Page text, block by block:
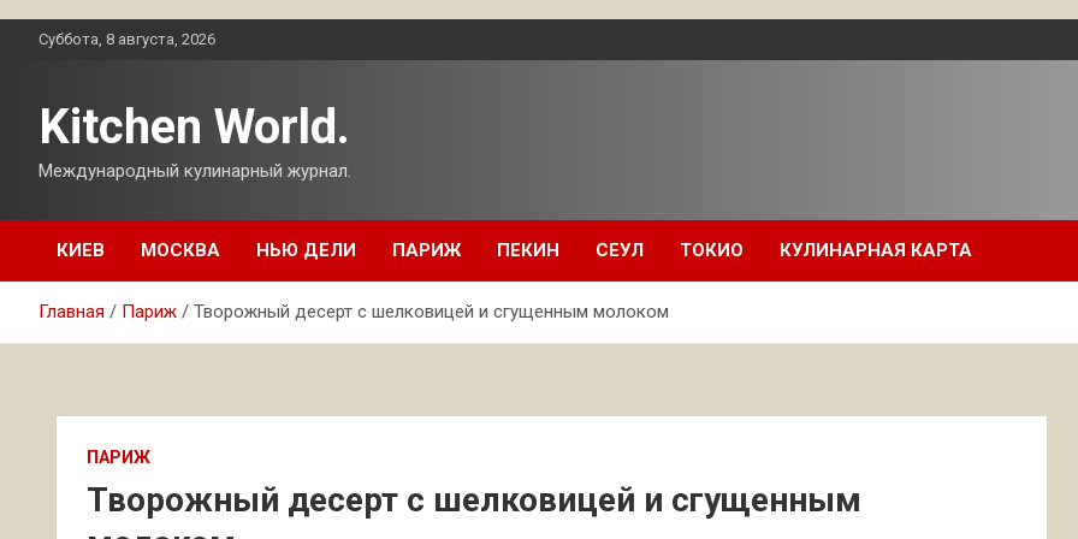
ПерейтиСуббота, 8 августа, 2026
Kitchen World.
Международный кулинарный журнал.
КИЕВ МОСКВА НЬЮ ДЕЛИ ПАРИЖ ПЕКИН СЕУЛ ТОКИО КУЛИНАРНАЯ КАРТА
Главная Париж Творожный десерт с шелковицей и сгущенным молоком
ПАРИЖ
Творожный десерт с шелковицей и сгущенным